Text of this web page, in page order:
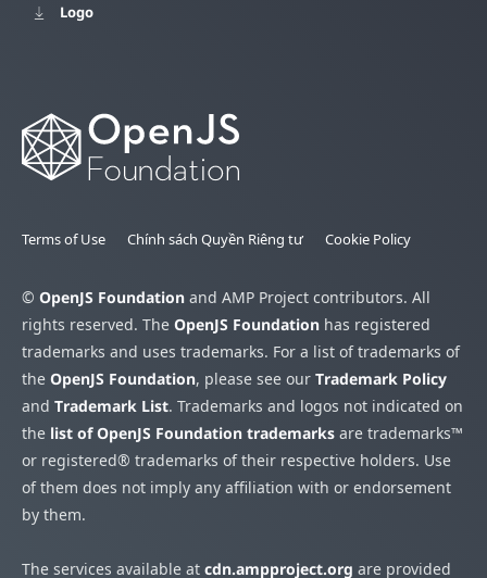
Logo
Terms of Use Chính sách Quyền Riêng tư Cookie Policy
© OpenJS Foundation and AMP Project contributors. All
rights reserved. The OpenJS Foundation has registered
trademarks and uses trademarks. For a list of trademarks of
the OpenJS Foundation, please see our Trademark Policy
and Trademark List. Trademarks and logos not indicated on
the list of OpenJS Foundation trademarks are trademarks™
or registered® trademarks of their respective holders. Use
of them does not imply any affiliation with or endorsement
by them.
The services available at cdn.ampproject.org are provided